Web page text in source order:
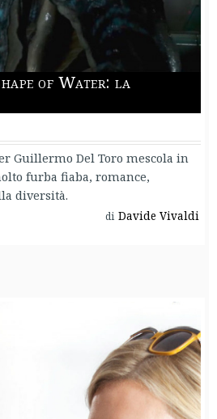
of Water: la
Guillermo Del Toro mescola in
furba fiaba, romance,
diversità.
di Davide Vivaldi